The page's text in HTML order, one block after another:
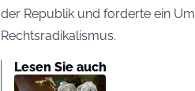
der Republik und forderte ein
Rechtsradikalismus.
Lesen Sie auch